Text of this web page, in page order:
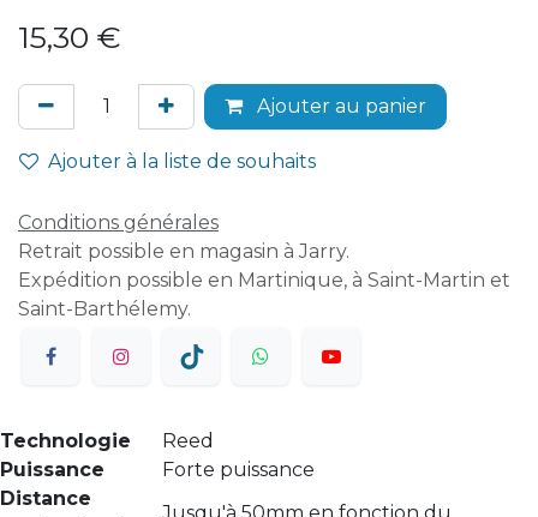
15,30 €
Ajouter au panier
Ajouter à la liste de souhaits
Conditions générales
Retrait possible en magasin à Jarry.
Expédition possible en Martinique, à Saint-Martin et
Saint-Barthélemy.
Technologie
Reed
Puissance
Forte puissance
Distance